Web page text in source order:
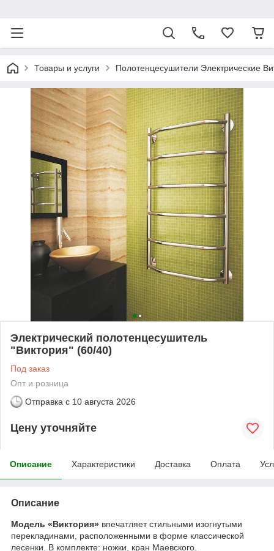
Товары и услуги Полотенцесушители Электрические
Электрический полотенцесушитель
"Виктория" (60/40)
Под заказ
Опт и розница
Отправка с 10 августа 2026
Цену уточняйте
Описание Характеристики Доставка Оплата
Описание
Модель «Виктория» впечатляет стильными изогнутыми
перекладинами, расположенными в форме классической
лесенки. В комплекте: ножки, кран Маевского.